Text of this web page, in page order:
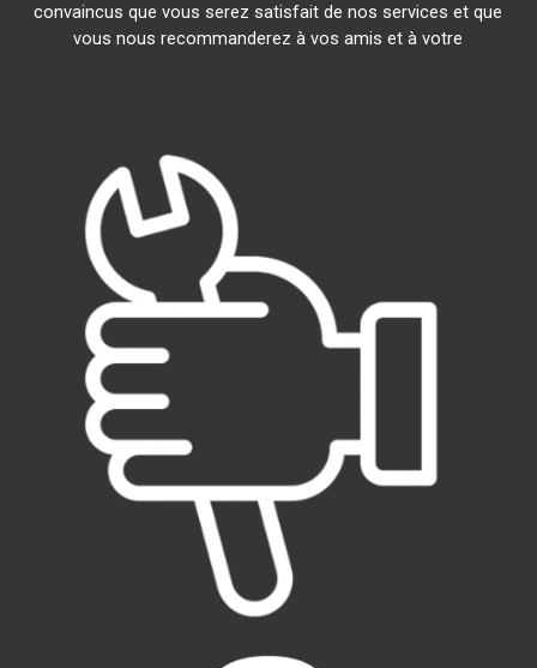
convaincus que vous serez satisfait de nos services et que
vous nous recommanderez à vos amis et à votre